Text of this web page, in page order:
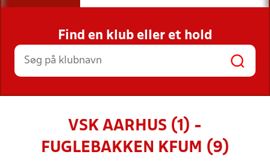
INDHOLD OG NYHEDER
STILLINGER, RESULTATER, KLUBBER OG
HOLD
Find en klub eller et hold
VSK AARHUS (1) -
FUGLEBAKKEN KFUM (9)